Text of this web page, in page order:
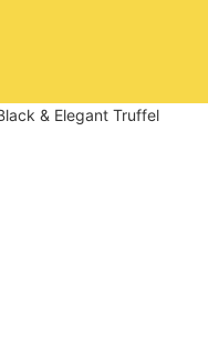
& Elegant Truffel